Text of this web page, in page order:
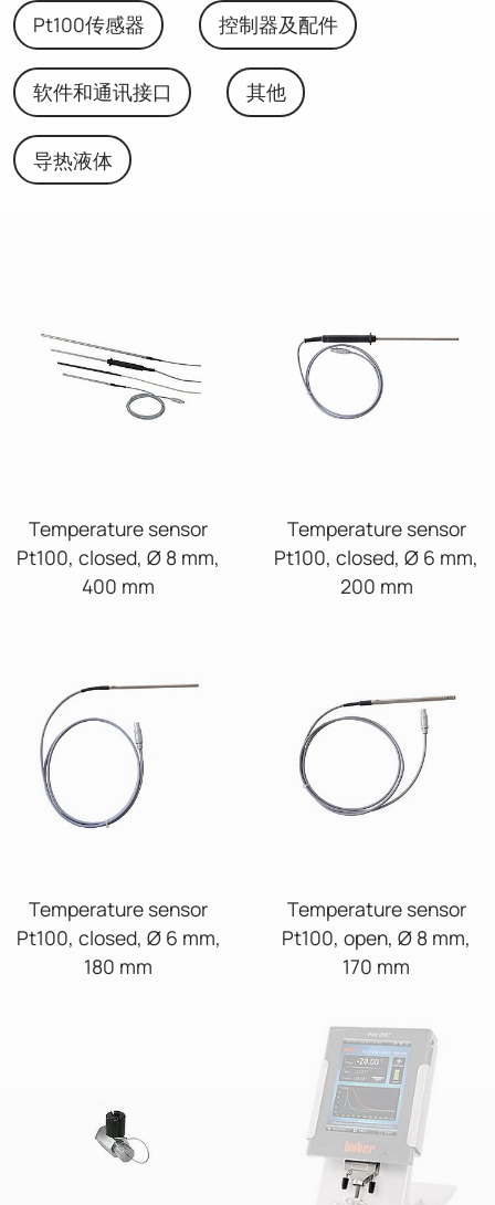
Pt100传感器 控制器及配件
软件和通讯接口 其他
导热液体
Temperature sensor
Pt100, closed, Ø 8 mm,
400 mm
Temperature sensor
Pt100, closed, Ø 6 mm,
200 mm
Temperature sensor
Pt100, closed, Ø 6 mm,
180 mm
Temperature sensor
Pt100, open, Ø 8 mm,
170 mm